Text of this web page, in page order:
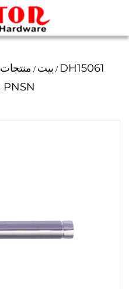
بيت / منتجات / DH15061
مقبض باب الرافعة على لوحة PNSN